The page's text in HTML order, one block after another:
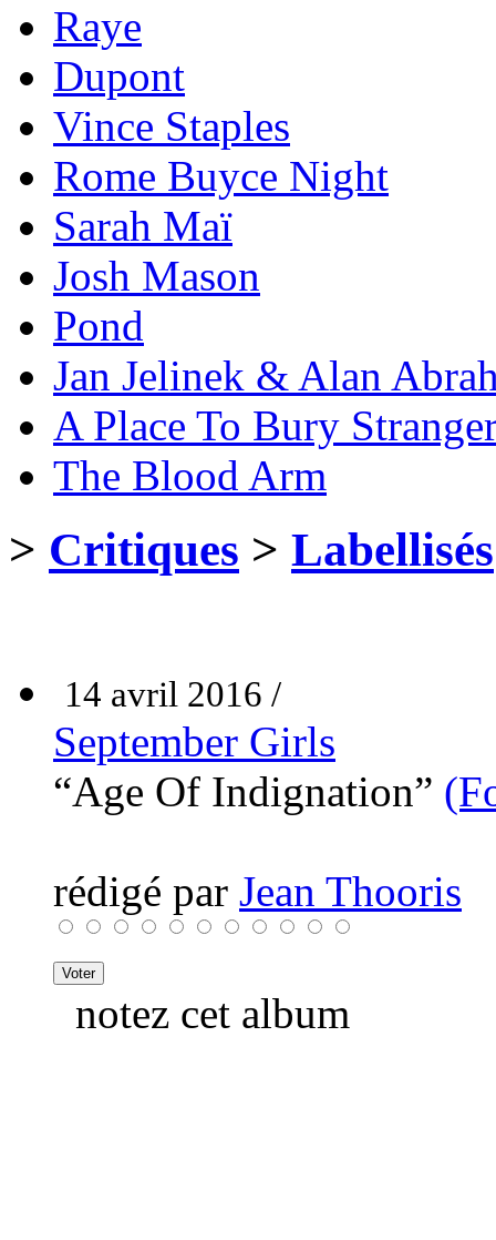
Raye
Dupont
Vince Staples
Rome Buyce Night
Sarah Maï
Josh Mason
Pond
Jan Jelinek & Alan
A Place To Bury
The Blood Arm
> Critiques > Labellisés
14 avril 2016 /
September Girls
“Age Of Indignation”
rédigé par Jean Thooris
notez cet album